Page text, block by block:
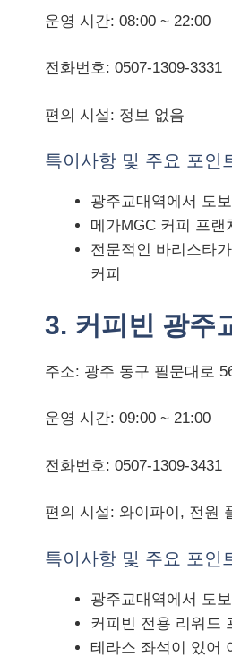
운영 시간: 08:00 ~ 22:00
전화번호: 0507-1309-3331
편의 시설: 정보 없음
특이사항 및 주요 포인
광주교대역에서 도
메가MGC 커피 프랜
전문적인 바리스타
커피
3. 커피빈 광주
주소: 광주 동구 필문대로
운영 시간: 09:00 ~ 21:00
전화번호: 0507-1309-3431
편의 시설: 와이파이, 전원
특이사항 및 주요 포인
광주교대역에서 도
커피빈 전용 리워드
테라스 좌석이 있어